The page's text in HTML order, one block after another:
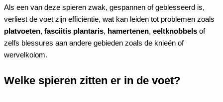
Als een van deze spieren zwak, gespannen of geblesseerd is,
verliest de voet zijn efficiëntie, wat kan leiden tot problemen zoals
platvoeten, fasciitis plantaris, hamertenen, eeltknobbels of
zelfs blessures aan andere gebieden zoals de knieën of
wervelkolom.
Welke spieren zitten er in de voet?